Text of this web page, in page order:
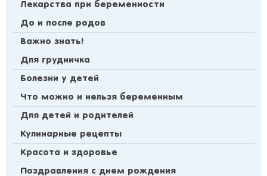
Лекарства при беременности
До и после родов
Важно знать!
Для грудничка
Болезни у детей
Что можно и нельзя беременным
Для детей и родителей
Кулинарные рецепты
Красота и здоровье
Поздравления с днем рождения